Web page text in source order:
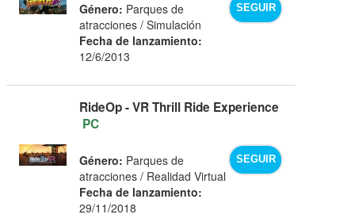
SEGUIR
Género: Parques de
atracciones / Simulación
Fecha de lanzamiento:
12/6/2013
RideOp - VR Thrill Ride Experience
PC
SEGUIR
Género: Parques de
atracciones / Realidad Virtual
Fecha de lanzamiento:
29/11/2018